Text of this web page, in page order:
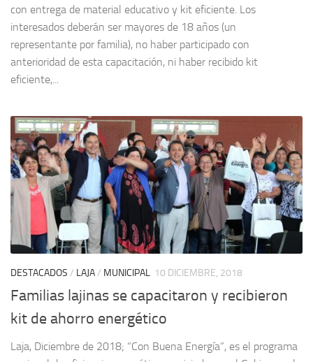
con entrega de material educativo y kit eficiente. Los
interesados deberán ser mayores de 18 años (un
representante por familia), no haber participado con
anterioridad de esta capacitación, ni haber recibido kit
eficiente,...
DESTACADOS / LAJA/ MUNICIPAL 10 DICIEMBRE, 2018
Familias lajinas se capacitaron y recibieron
kit de ahorro energético
Laja, Diciembre de 2018; “Con Buena Energía”, es el programa